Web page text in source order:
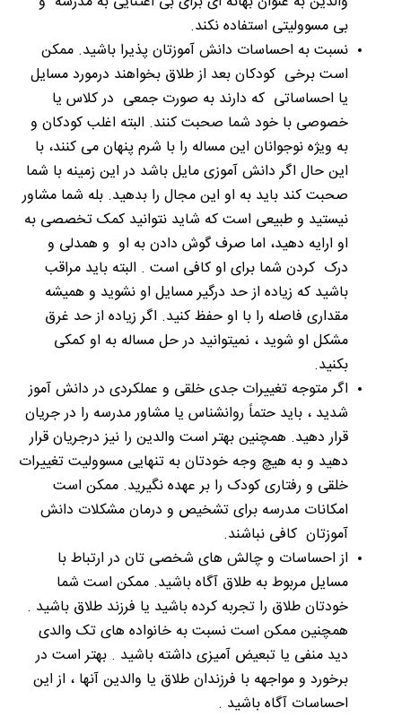
بی مسوولیتی استفاده نکند.
نسبت به احساسات دانش آموزتان پذیرا باشید. ممکن
است برخی کودکان بعد از طلاق بخواهند درمورد مسایل
یا احساساتی که دارند به صورت جمعی در کلاس یا
خصوصی با خود شما صحبت کنند. البته اغلب کودکان و
به ویژه نوجوانان این مساله را با شرم پنهان می کنند، با
این حال اگر دانش آموزی مایل باشد در این زمینه با شما
صحبت کند باید به او این مجال را بدهید. بله شما مشاور
نیستید و طبیعی است که شاید نتوانید کمک تخصصی به
او ارایه دهید، اما صرف گوش دادن به او و همدلی و
درک کردن شما برای او کافی است . البته باید مراقب
باشید که زیاده از حد درگیر مسایل او نشوید و همیشه
مقداری فاصله را با او حفظ کنید. اگر زیاده از حد غرق
مشکل او شوید ، نمیتوانید در حل مساله به او کمکی
بکنید.
اگر متوجه تغییرات جدی خلقی و عملکردی در دانش آموز
شدید ، باید حتماً روانشناس یا مشاور مدرسه را در جریان
قرار دهید. همچنین بهتر است والدین را نیز درجریان قرار
دهید و به هیچ وجه خودتان به تنهایی مسوولیت تغییرات
خلقی و رفتاری کودک را بر عهده نگیرید. ممکن است
امکانات مدرسه برای تشخیص و درمان مشکلات دانش
آموزتان کافی نباشند.
از احساسات و چالش های شخصی تان در ارتباط با
مسایل مربوط به طلاق آگاه باشید. ممکن است شما
خودتان طلاق را تجربه کرده باشید یا فرزند طلاق باشید .
همچنین ممکن است نسبت به خانواده های تک والدی
دید منفی یا تبعیض آمیزی داشته باشید . بهتر است در
برخورد و مواجهه با فرزندان طلاق یا والدین آنها ، از این
احساسات آگاه باشید .